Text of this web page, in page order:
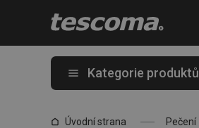
Kategorie produktů
Úvodní strana Pečení